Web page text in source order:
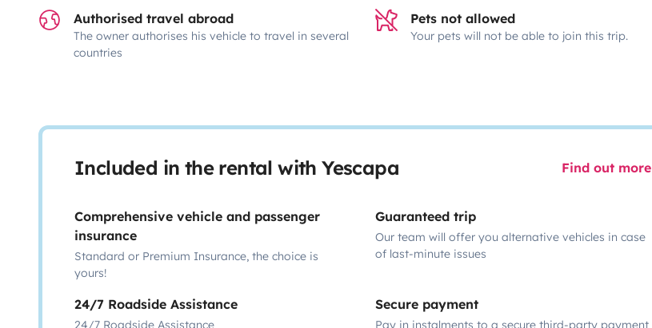
Authorised travel abroad
The owner authorises his vehicle to travel in several
countries
Pets not allowed
Your pets will not be able to join this trip.
Included in the rental with Yescapa Find out more
Comprehensive vehicle and passenger
insurance
Standard or Premium Insurance, the choice is
yours!
Guaranteed trip
Our team will offer you alternative vehicles in case
of last-minute issues
24/7 Roadside Assistance
24/7 Roadside Assistance
Secure payment
Pay in instalments to a secure third-party payment